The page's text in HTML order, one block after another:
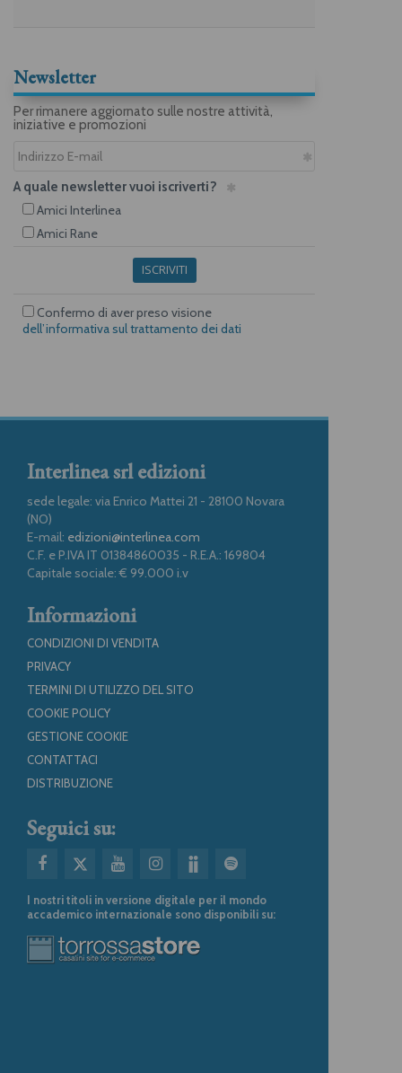
Newsletter
Per rimanere aggiornato sulle nostre attività,
iniziative e promozioni
A quale newsletter vuoi iscriverti?
Amici Interlinea
Amici Rane
ISCRIVITI
Confermo di aver preso visione
dell’informativa sul trattamento dei dati
Interlinea srl edizioni
sede legale: via Enrico Mattei 21 - 28100 Novara
(NO)
E-mail: edizioni@interlinea.com
C.F. e P.IVA IT 01384860035 - R.E.A.: 169804
Capitale sociale: € 99.000 i.v
Informazioni
CONDIZIONI DI VENDITA
PRIVACY
TERMINI DI UTILIZZO DEL SITO
COOKIE POLICY
GESTIONE COOKIE
CONTATTACI
DISTRIBUZIONE
Seguici su:
I nostri titoli in versione digitale per il mondo
accademico internazionale sono disponibili su: